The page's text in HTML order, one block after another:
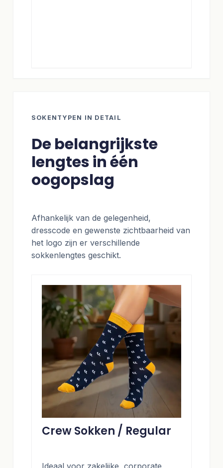
SOKENTYPEN IN DETAIL
De belangrijkste
lengtes in één
oogopslag
Afhankelijk van de gelegenheid,
dresscode en gewenste zichtbaarheid van
het logo zijn er verschillende
sokkenlengtes geschikt.
Crew Sokken / Regular